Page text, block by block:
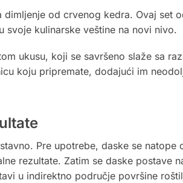
od crvenog kedra. Ovaj set
kulinarske veštine na novi nivo.
ukusu, koji se savršeno slaže sa
koju pripremate, dodajući im
Pre upotrebe, daske se
rezultate. Zatim se daske postave
u indirektno područje površine